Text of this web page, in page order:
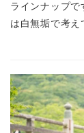
ラインナップ
は白無垢で考